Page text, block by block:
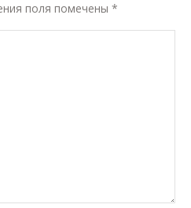
поля помечены *